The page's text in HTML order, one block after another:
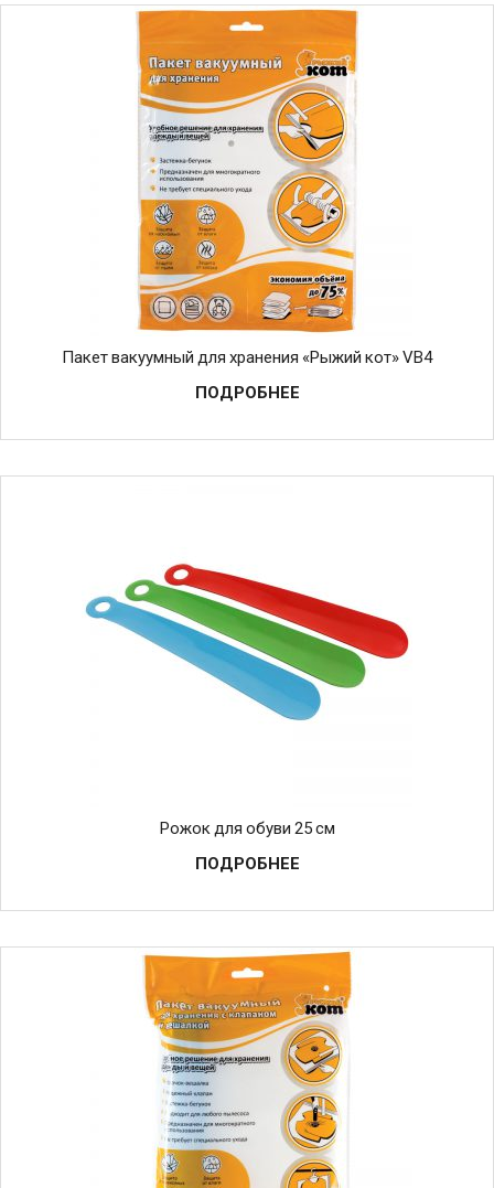
Пакет вакуумный для хранения «Рыжий кот» VB4
ПОДРОБНЕЕ
Рожок для обуви 25 см
ПОДРОБНЕЕ